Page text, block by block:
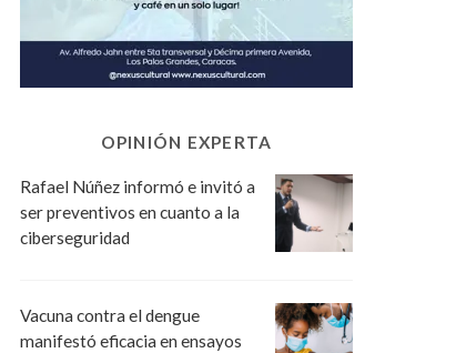
OPINIÓN EXPERTA
Rafael Núñez informó e invitó a
ser preventivos en cuanto a la
ciberseguridad
Vacuna contra el dengue
manifestó eficacia en ensayos